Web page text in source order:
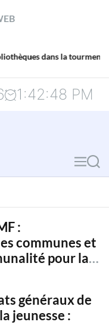
1 :42:49 PM
M
n
S
a
c
h
:
communes et
pour la
généraux de
jeunesse :